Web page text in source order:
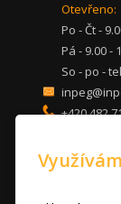
Otevřeno:
Po - Čt -
Pá - 9.00 -
So - po -
+420 482
KUCHYNĚ